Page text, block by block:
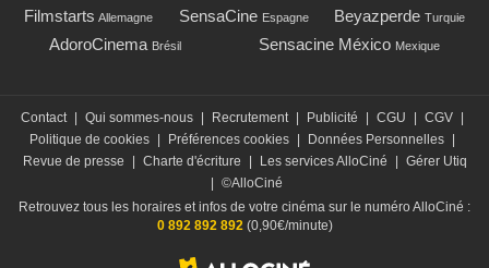
Filmstarts Allemagne SensaCine Espagne Beyazperde Turquie
AdoroCinema Brésil Sensacine México Mexique
Contact | Qui sommes-nous | Recrutement | Publicité | CGU | CGV |
Politique de cookies | Préférences cookies | Données Personnelles |
Revue de presse
| Charte d'écriture | Les services AlloCiné | Gérer Utiq
| ©AlloCiné
Retrouvez tous les horaires et infos de votre cinéma sur le numéro AlloCiné :
0 892 892 892 (0,90€/minute)